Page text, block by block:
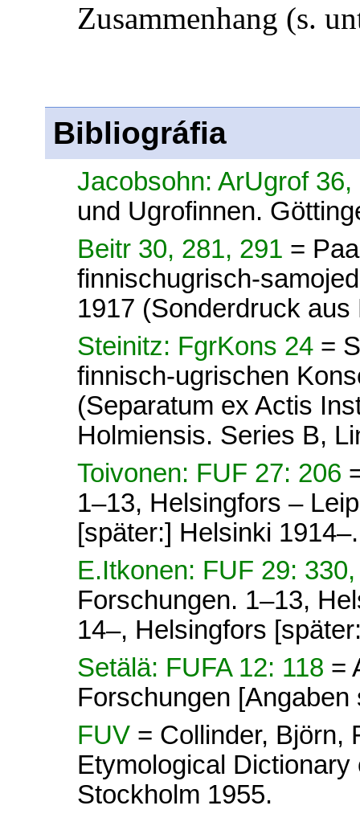
Zusammenhang (s.
Bibliográfia
Jacobsohn: ArUgrof
und Ugrofinnen.
Beitr 30, 281, 291 =
finnischugrisch-
1917 (Sonderdruck
Steinitz: FgrKons 24 =
finnisch-ugrischen
(Separatum ex Actis
Holmiensis. Series B,
Toivonen: FUF 27: 206
1–13, Helsingfors –
[später:] Helsinki 1914–.
E.Itkonen: FUF 29:
Forschungen. 1–13,
14–, Helsingfors
Setälä: FUFA 12: 118 =
Forschungen [Angaben
FUV = Collinder, Björn,
Etymological
Stockholm 1955.